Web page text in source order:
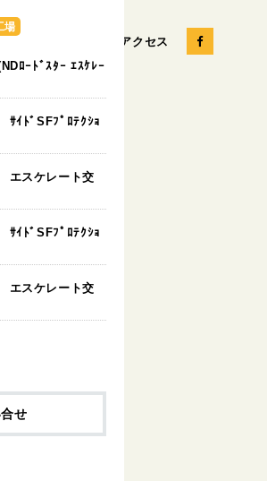
アクセス
カスタムカー
場
ﾛｰﾄﾞｽﾀｰ ｴｽｹﾚｰ
ｻｲﾄﾞSFﾌﾟﾛﾃｸｼｮ
エスケレート交
ｻｲﾄﾞSFﾌﾟﾛﾃｸｼｮ
エスケレート交
せ